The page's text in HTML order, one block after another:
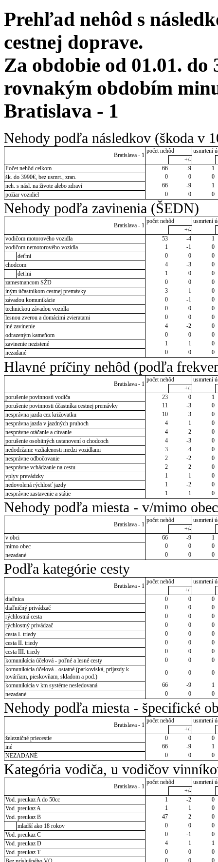
Prehľad nehôd s
cestnej doprave.
Za obdobie od 01.01. do
rovnakým obdobím
Bratislava - 1
Nehody podľa následkov (škoda v
Bratislava - 1
počet nehôd
usmrtení
+/-
Počet nehôd celkom
66 -9
1
šk. do 3990€, bez usmrt., zran.
0 0
0
neh. s násl. na živote alebo zdraví
66 -9
1
požiar vozidiel
0 0 0
Nehody podľa zavinenia (ŠEDN)
Bratislava - 1
počet nehôd
usmrtení
+/-
vodičom motorového vozidla
53 -4
1
vodičom nemotorového vozidla
1 -1
0
deťmi
0 0
0
chodcom
4 -3
0
deťmi
1 0
0
zamestnancom SŽD
0 0
0
iným účastníkom cestnej premávky
3 1
0
závadou komunikácie
0 -1
0
technickou závadou vozidla
0 0
0
lesnou zverou a domácimi zvieratami
0 0
0
iné zavinenie
4 -2
0
odrazeným kameňom
0 0
0
zavinenie nezistené
1 1
0
nezadané
0 0 0
Hlavné príčiny nehôd (podľa
Bratislava - 1
počet nehôd
usmrtení
+/-
porušenie povinnosti vodiča
23 0
1
porušenie povinnosti účastníka cestnej premávky
11 -3
0
nesprávna jazda cez križovatku
10 3
0
nesprávna jazda v jazdných pruhoch
4 1
0
nesprávne otáčanie a cúvanie
4 2
0
porušenie osobitných ustanovení o chodcoch
4 -3
0
nedodržanie vzdialenosti medzi vozidlami
3 -4
0
nesprávne odbočovanie
2 -2
0
nesprávne vchádzanie na cestu
2 2
0
vplyv prevádzky
1 1
0
nedovolená rýchlosť jazdy
1 -2
0
nesprávne zastavenie a státie
1 1 0
Nehody podľa miesta - v/mimo obec
Bratislava - 1
počet nehôd
usmrtení
+/-
v obci
66 -9
1
mimo obec
0 0
0
nezadané
0 0 0
Podľa kategórie cesty
Bratislava - 1
počet nehôd
usmrtení
+/-
diaľnica
0 0
0
diaľničný privádzač
0 0
0
rýchlostná cesta
0 0
0
rýchlostný privádzač
0 0
0
cesta I. triedy
0 0
0
cesta II. triedy
0 0
0
cesta III. triedy
0 0
0
komunikácia účelová - poľné a lesné cesty
0 0
0
komunikácia účelová - ostatné (parkoviská, príjazdy k
továrňam, pieskovňam, skladom a pod.)
0 0
0
komunikácia v km systéme nesledovaná
66 -9
1
nezadané
0 0 0
Nehody podľa miesta - špecifické
Bratislava - 1
počet nehôd
usmrtení
+/-
železničné priecestie
0 0
0
iné
66 -9
1
NEZADANÉ
0 0 0
Kategória vodiča, u vodičov
Bratislava - 1
počet nehôd
usmrtení
+/-
Vod. preukaz A do 50cc
1 -2
0
Vod. preukaz A
1 1
0
Vod. preukaz B
47 2
0
mladší ako 18 rokov
0 0
0
Vod. preukaz C
0 -1
0
Vod. preukaz D
4 1
1
Vod. preukaz T
0 0
0